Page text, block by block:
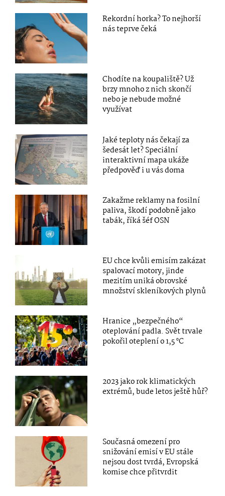
Rekordní horka? To nejhorší
nás teprve čeká
Chodíte na koupaliště? Už
brzy mnoho z nich skončí
nebo je nebude možné
využívat
Jaké teploty nás čekají za
šedesát let? Speciální
interaktivní mapa ukáže
předpověď i u vás doma
Zakažme reklamy na fosilní
paliva, škodí podobně jako
tabák, říká šéf OSN
EU chce kvůli emisím zakázat
spalovací motory, jinde
mezitím uniká obrovské
množství skleníkových plynů
Hranice „bezpečného“
oteplování padla. Svět trvale
pokořil oteplení o 1,5 °C
2023 jako rok klimatických
extrémů, bude letos ještě hůř?
Současná omezení pro
snižování emisí v EU stále
nejsou dost tvrdá, Evropská
komise chce přitvrdit